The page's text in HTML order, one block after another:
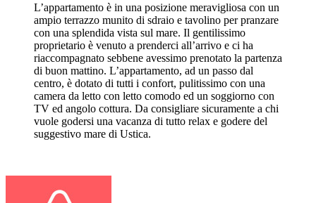
L’appartamento è in una posizione meravigliosa con un
ampio terrazzo munito di sdraio e tavolino per pranzare
con una splendida vista sul mare. Il gentilissimo
proprietario è venuto a prenderci all’arrivo e ci ha
riaccompagnato sebbene avessimo prenotato la partenza
di buon mattino. L’appartamento, ad un passo dal
centro, è dotato di tutti i confort, pulitissimo con una
camera da letto con letto comodo ed un soggiorno con
TV ed angolo cottura. Da consigliare sicuramente a chi
vuole godersi una vacanza di tutto relax e godere del
suggestivo mare di Ustica.